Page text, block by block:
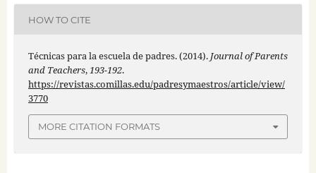
HOW TO CITE
Técnicas para la escuela de padres. (2014). Journal of Parents
and Teachers,193-192.
https://revistas.comillas.edu/padresymaestros/article/view/
3770
MORE CITATION FORMATS